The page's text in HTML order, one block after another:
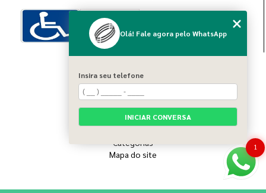
Home
Sobre nós
Blog
Serviços
Categorias
Mapa do site
1
Olá! Fale agora pelo WhatsApp
Insira seu telefone
INICIAR CONVERSA